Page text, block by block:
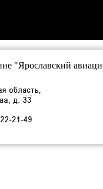
"Ярославский